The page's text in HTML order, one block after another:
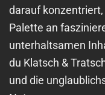
darauf
Palette an
unterhaltsamen
du Klatsch &
und die